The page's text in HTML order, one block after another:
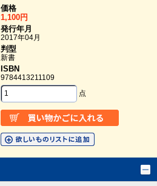
価格
1,100円
発行年月
2017年04月
判型
新書
ISBN
9784413211109
点